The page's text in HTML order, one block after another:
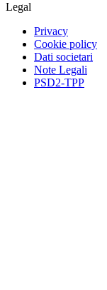
Legal
Privacy
Cookie policy
Dati societari
Note Legali
PSD2-TPP